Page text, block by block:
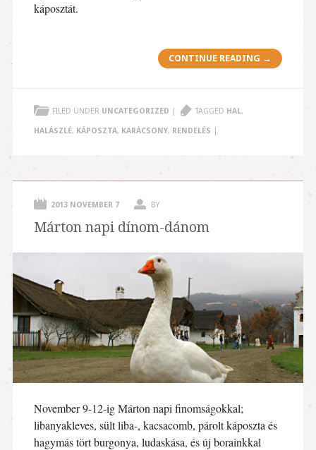
káposztát.
CONTINUE READING →
FILED UNDER UNCATEGORIZED TAGGED HAL,
HALÁSZLÉ, KÁPOSZTA, KARÁCSONY, RENDELÉS
2013 NOVEMBER 7 BY
Márton napi dínom-dánom
November 9-12-ig Márton napi finomságokkal;
libanyakleves, sült liba-, kacsacomb, párolt káposzta és
hagymás tört burgonya, ludaskása, és új borainkkal